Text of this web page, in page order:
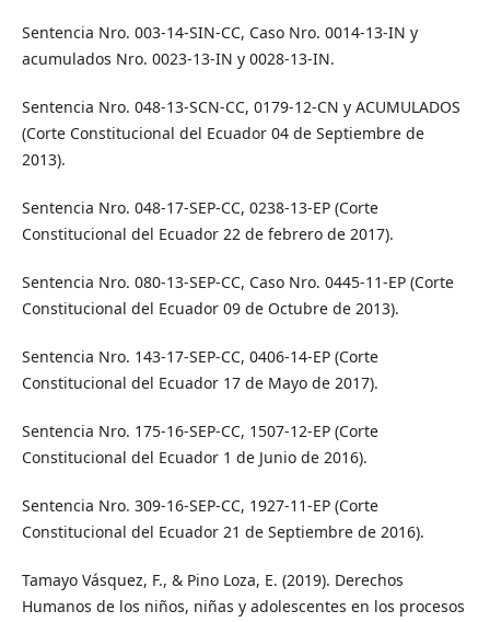
Sentencia Nro. 003-14-SIN-CC, Caso Nro. 0014-13-IN y
acumulados Nro. 0023-13-IN y 0028-13-IN.
Sentencia Nro. 048-13-SCN-CC, 0179-12-CN y ACUMULADOS
(Corte Constitucional del Ecuador 04 de Septiembre de
2013).
Sentencia Nro. 048-17-SEP-CC, 0238-13-EP (Corte
Constitucional del Ecuador 22 de febrero de 2017).
Sentencia Nro. 080-13-SEP-CC, Caso Nro. 0445-11-EP (Corte
Constitucional del Ecuador 09 de Octubre de 2013).
Sentencia Nro. 143-17-SEP-CC, 0406-14-EP (Corte
Constitucional del Ecuador 17 de Mayo de 2017).
Sentencia Nro. 175-16-SEP-CC, 1507-12-EP (Corte
Constitucional del Ecuador 1 de Junio de 2016).
Sentencia Nro. 309-16-SEP-CC, 1927-11-EP (Corte
Constitucional del Ecuador 21 de Septiembre de 2016).
Tamayo Vásquez, F., & Pino Loza, E. (2019). Derechos
Humanos de los niños, niñas y adolescentes en los procesos